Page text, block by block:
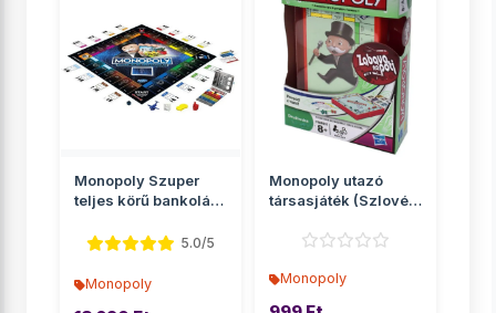
Monopoly Szuper
teljes körű bankolás
5.0/5
Monopoly
Monopoly utazó
társasjáték (Szlovén
Monopoly